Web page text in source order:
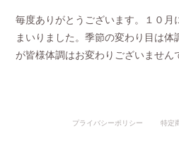
毎度ありがとうございます。１０月
まいりました。季節の変わり目は
が皆様体調はお変わりございませ
プライバシーポリシー 特定